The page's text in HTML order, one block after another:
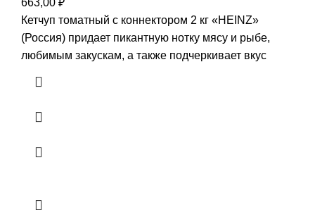
Кетчуп томатный с коннектором 2 кг «HEINZ»
(Россия) придает пикантную нотку мясу и рыбе,
любимым закускам, а также подчеркивает вкус